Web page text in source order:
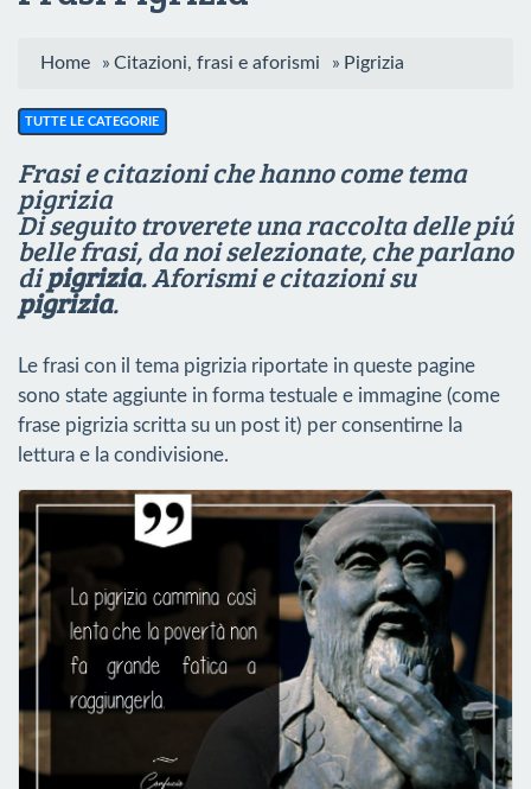
Home » Citazioni, frasi e aforismi » Pigrizia
TUTTE LE CATEGORIE
Frasi e citazioni che hanno come tema
pigrizia
Di seguito troverete una raccolta delle piú
belle frasi, da noi selezionate, che parlano
dipigrizia.Aforismi e citazioni su
pigrizia.
Le frasi con il tema pigrizia riportate in queste pagine
sono state aggiunte in forma testuale e immagine (come
frase pigrizia scritta su un post it) per consentirne la
lettura e la condivisione.